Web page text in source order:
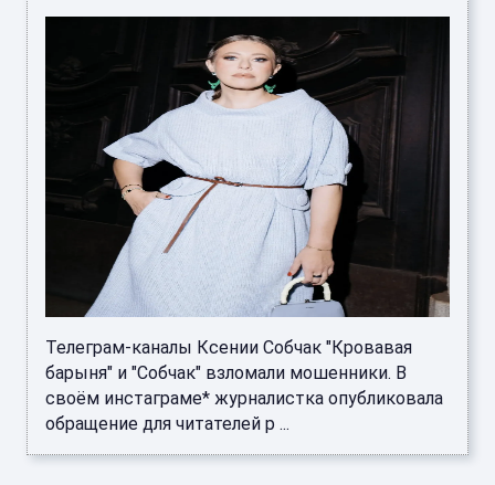
Телеграм-каналы Ксении Собчак "Кровавая
барыня" и "Собчак" взломали мошенники. В
своём инстаграме* журналистка опубликовала
обращение для читателей р ...